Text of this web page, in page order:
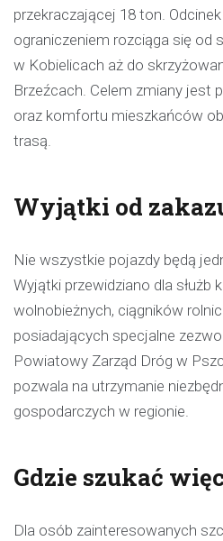
przekraczającej 18 ton.
ograniczeniem rozciąga się od
w Kobielicach aż do
Brzeźcach. Celem zmiany jest
oraz komfortu mieszkańców
trasą.
Wyjątki od
Nie wszystkie pojazdy będą
Wyjątki przewidziano dla służb
wolnobieżnych, ciągników
posiadających specjalne
Powiatowy Zarząd Dróg w
pozwala na utrzymanie
gospodarczych w regionie.
Gdzie szukać
Dla osób zainteresowanych